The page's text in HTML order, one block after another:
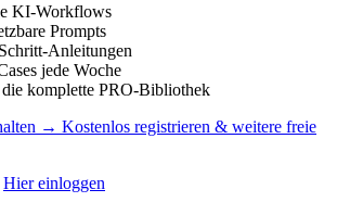
KI-Workflows
Prompts
Anleitungen
jede Woche
komplette PRO-Bibliothek
→ Kostenlos registrieren & weitere freie
Hier einloggen